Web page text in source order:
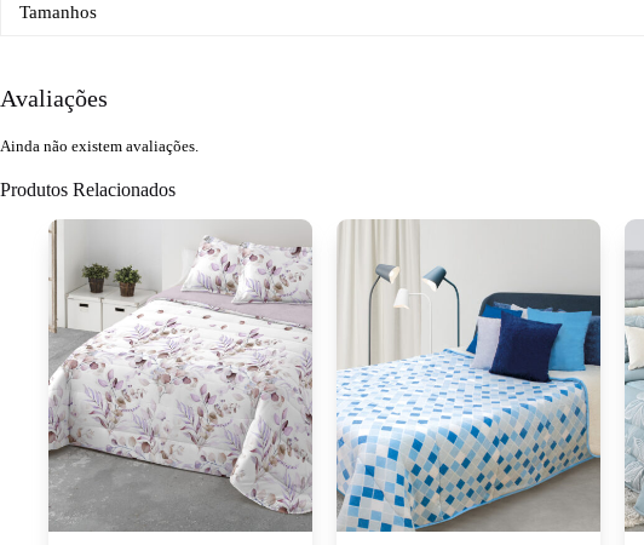
Tamanhos
Avaliações
Ainda não existem avaliações.
Produtos Relacionados